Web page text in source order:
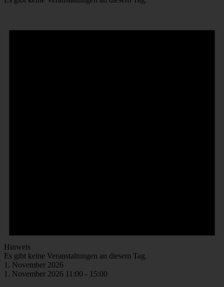
Hinweis
Es gibt keine Veranstaltungen an diesem Tag.
1. November 2026
1. November 2026 11:00 - 15:00